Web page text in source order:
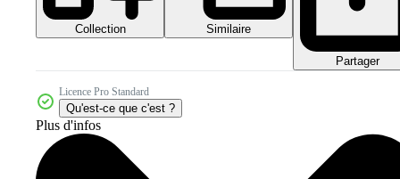
Collection Similaire
Partager
Licence Pro Standard
Qu'est-ce que c'est ?
Plus d'infos